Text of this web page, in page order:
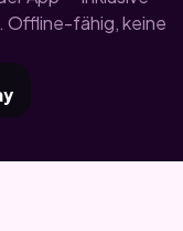
Offline-fähig, keine